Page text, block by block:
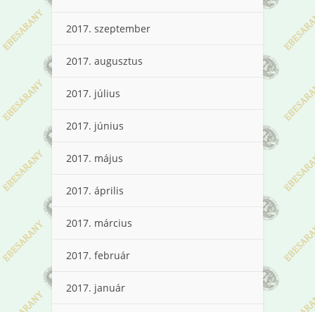
2017. szeptember
2017. augusztus
2017. július
2017. június
2017. május
2017. április
2017. március
2017. február
2017. január